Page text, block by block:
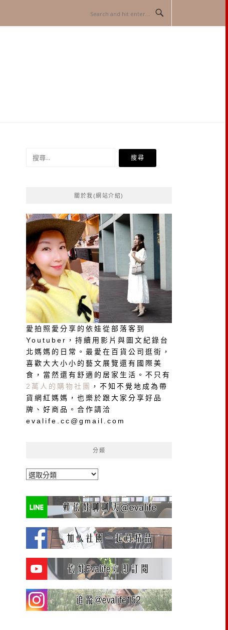
搜
關於我(網站介紹)
愛拍照愛分享的依娃從部落客到
Youtuber，持續用影片與圖文紀錄台
北媽媽的日常。最愛在百貨公司逛街，
喜歡大大小小的藝文展覽還有國際美
食，當然還有舒適的居家生活。不只有
2萬人的購物社團
，不知不覺地成為帶
貨網紅媽媽，也樂於跟大家分享好品
牌、好商品。合作請洽
evalife.cc@gmail.com
分類
分